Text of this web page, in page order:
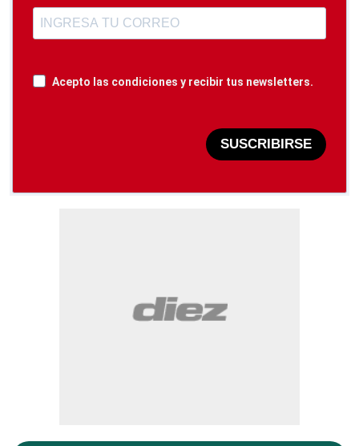
Acepto las condiciones y recibir tus newsletters.
SUSCRIBIRSE